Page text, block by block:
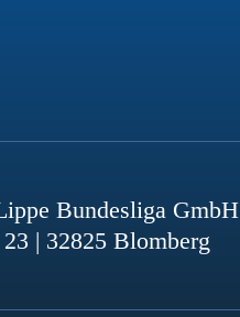
Bundesliga GmbH
| 32825 Blomberg